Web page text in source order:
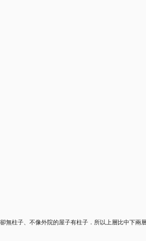
無柱子、不像外院的屋子有柱子．所以上層比中下兩